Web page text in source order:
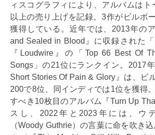
ィスコグラフィにより、アルバムはト
以上の売り上げを記録。3作がビルボ
獲得している。近年では、2013年の
and Sealed in Blood』に収録された
『Loudwire』の「Top 66 Best Of
Songs」の21位にランクイン。2017
Short Stories Of Pain & Glory』は、ビ
200で8位、同インディでは1位を獲得
すべき10枚目のアルバム『Turn Up
スし、2022年と2023年には、ウ
（Woody Guthrie）の言葉に命を吹き